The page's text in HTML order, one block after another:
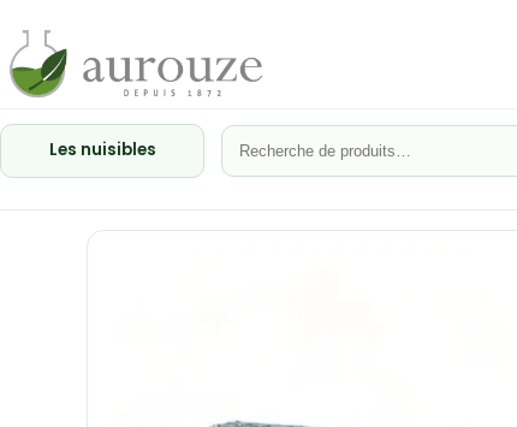
Les nuisibles